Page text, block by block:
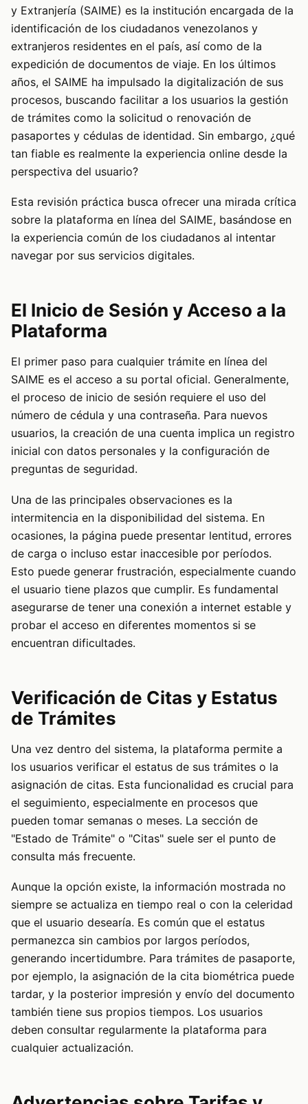
y Extranjería (SAIME) es la institución encargada de la
identificación de los ciudadanos venezolanos y
extranjeros residentes en el país, así como de la
expedición de documentos de viaje. En los últimos
años, el SAIME ha impulsado la digitalización de sus
procesos, buscando facilitar a los usuarios la gestión
de trámites como la solicitud o renovación de
pasaportes y cédulas de identidad. Sin embargo, ¿qué
tan fiable es realmente la experiencia online desde la
perspectiva del usuario?
Esta revisión práctica busca ofrecer una mirada crítica
sobre la plataforma en línea del SAIME, basándose en
la experiencia común de los ciudadanos al intentar
navegar por sus servicios digitales.
El Inicio de Sesión y Acceso a la
Plataforma
El primer paso para cualquier trámite en línea del
SAIME es el acceso a su portal oficial. Generalmente,
el proceso de inicio de sesión requiere el uso del
número de cédula y una contraseña. Para nuevos
usuarios, la creación de una cuenta implica un registro
inicial con datos personales y la configuración de
preguntas de seguridad.
Una de las principales observaciones es la
intermitencia en la disponibilidad del sistema. En
ocasiones, la página puede presentar lentitud, errores
de carga o incluso estar inaccesible por períodos.
Esto puede generar frustración, especialmente cuando
el usuario tiene plazos que cumplir. Es fundamental
asegurarse de tener una conexión a internet estable y
probar el acceso en diferentes momentos si se
encuentran dificultades.
Verificación de Citas y Estatus
de Trámites
Una vez dentro del sistema, la plataforma permite a
los usuarios verificar el estatus de sus trámites o la
asignación de citas. Esta funcionalidad es crucial para
el seguimiento, especialmente en procesos que
pueden tomar semanas o meses. La sección de
"Estado de Trámite" o "Citas" suele ser el punto de
consulta más frecuente.
Aunque la opción existe, la información mostrada no
siempre se actualiza en tiempo real o con la celeridad
que el usuario desearía. Es común que el estatus
permanezca sin cambios por largos períodos,
generando incertidumbre. Para trámites de pasaporte,
por ejemplo, la asignación de la cita biométrica puede
tardar, y la posterior impresión y envío del documento
también tiene sus propios tiempos. Los usuarios
deben consultar regularmente la plataforma para
cualquier actualización.